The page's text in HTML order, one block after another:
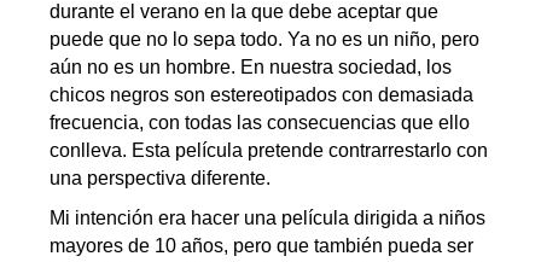
durante el verano en la que debe aceptar que
puede que no lo sepa todo. Ya no es un niño, pero
aún no es un hombre. En nuestra sociedad, los
chicos negros son estereotipados con demasiada
frecuencia, con todas las consecuencias que ello
conlleva. Esta película pretende contrarrestarlo con
una perspectiva diferente.
Mi intención era hacer una película dirigida a niños
mayores de 10 años, pero que también pueda ser